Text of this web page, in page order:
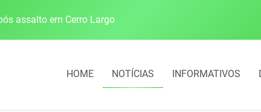
assalto em Cerro Largo Cobrança do
HOME NOTÍCIAS INFORMATIVOS